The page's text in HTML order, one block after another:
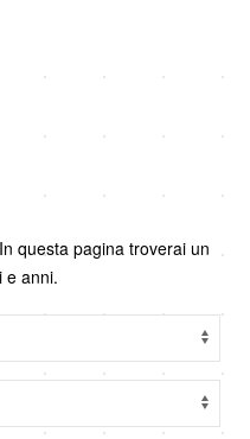
questa pagina troverai un
e anni.